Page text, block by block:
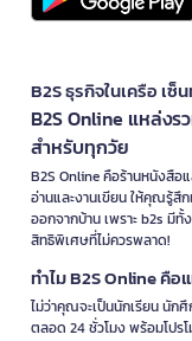
B2S ธุรกิจในเครือ เ
B2S Online แหล่งร
สำหรับทุกวัย
B2S Online คือร้านหนังสือ
อ่านและงานเขียน ให้คุณรู้สึ
ออกจากบ้าน เพราะ b2s มี
สิทธิพิเศษที่ไม่ควรพลาด!
ทำไม B2S Online คื
ไม่ว่าคุณจะเป็นนักเรียน นั
ตลอด 24 ชั่วโมง พร้อมโปร